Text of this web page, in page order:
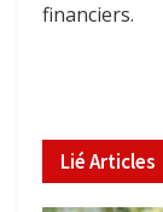
financiers.
LiéArticles